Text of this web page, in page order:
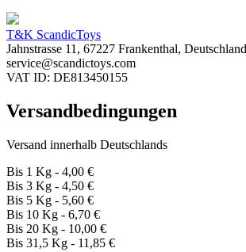
T&K ScandicToys
Jahnstrasse 11, 67227 Frankenthal, Deutschland
service@scandictoys.com
VAT ID: DE813450155
Versandbedingungen
Versand innerhalb Deutschlands
Bis 1 Kg - 4,00 €
Bis 3 Kg - 4,50 €
Bis 5 Kg - 5,60 €
Bis 10 Kg - 6,70 €
Bis 20 Kg - 10,00 €
Bis 31,5 Kg - 11,85 €